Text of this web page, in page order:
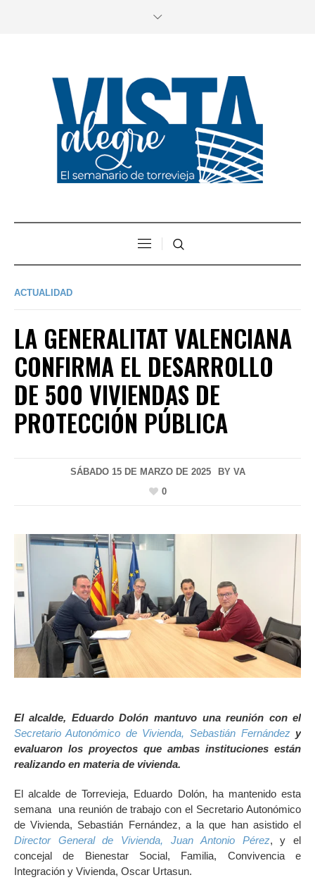
ACTUALIDAD
LA GENERALITAT VALENCIANA
CONFIRMA EL DESARROLLO
DE 500 VIVIENDAS DE
PROTECCIÓN PÚBLICA
SÁBADO 15 DE MARZO DE 2025 BY VA
0
El alcalde, Eduardo Dolón mantuvo una reunión con el
Secretario Autonómico de Vivienda, Sebastián Fernándezy
evaluaron los proyectos que ambas instituciones están
realizando en materia de vivienda.
El alcalde de Torrevieja, Eduardo Dolón, ha mantenido esta
semana una reunión de trabajo con el Secretario Autonómico
de Vivienda, Sebastián Fernández, a la que han asistido el
Director General de Vivienda, Juan Antonio Pérez, y el
concejal de Bienestar Social, Familia, Convivencia e
Integración y Vivienda, Oscar Urtasun.